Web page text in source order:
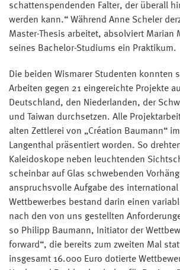
schattenspendenden Falter, der überall
werden kann.“ Während Anne Scheler
Master-Thesis arbeitet, absolviert Marian
seines Bachelor-Studiums ein Praktikum.
Die beiden Wismarer Studenten konnten
Arbeiten gegen 21 eingereichte Projekte
Deutschland, den Niederlanden, der
und Taiwan durchsetzen. Alle
alten Zettlerei von „Création Baumann“
Langenthal präsentiert worden. So
Kaleidoskope neben leuchtenden
scheinbar auf Glas schwebenden
anspruchsvolle Aufgabe des
Wettbewerbes bestand darin einen
nach den von uns gestellten
so Philipp Baumann, Initiator der
forward“, die bereits zum zweiten Mal
insgesamt 16.000 Euro dotierte